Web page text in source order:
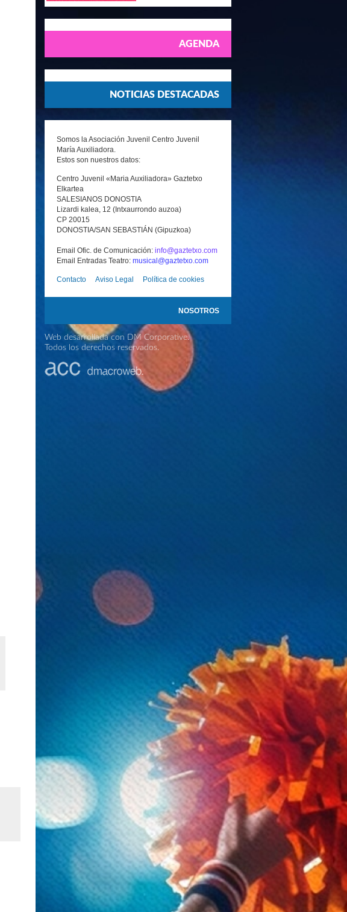
AGENDA
NOTICIAS DESTACADAS
Somos la Asociación Juvenil Centro Juvenil
María Auxiliadora.
Estos son nuestros datos:
Centro Juvenil «Maria Auxiliadora» Gaztetxo
Elkartea
SALESIANOS DONOSTIA
Lizardi kalea, 12 (Intxaurrondo auzoa)
CP 20015
DONOSTIA/SAN SEBASTIÁN (Gipuzkoa)
Email Ofic. de Comunicación: info@gaztetxo.com
Email Entradas Teatro: musical@gaztetxo.com
Contacto Aviso Legal Política de cookies
NOSOTROS
Web desarrollada con DM Corporative.
Todos los derechos reservados.